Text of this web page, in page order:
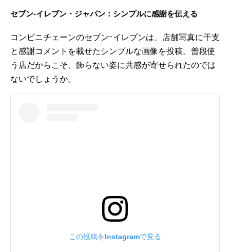
セブン‐イレブン・ジャパン：シンプルに感謝を伝える
コンビニチェーンのセブン-イレブンは、店舗写真に干支
と感謝コメントを載せたシンプルな画像を投稿。普段使
う店だからこそ、飾らない姿に共感が寄せられたのでは
ないでしょうか。
この投稿をInstagramで見る